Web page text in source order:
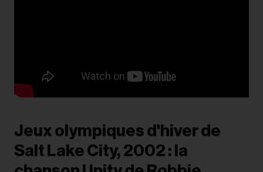
Jeux olympiques d'hiver de
Salt Lake City, 2002 : la